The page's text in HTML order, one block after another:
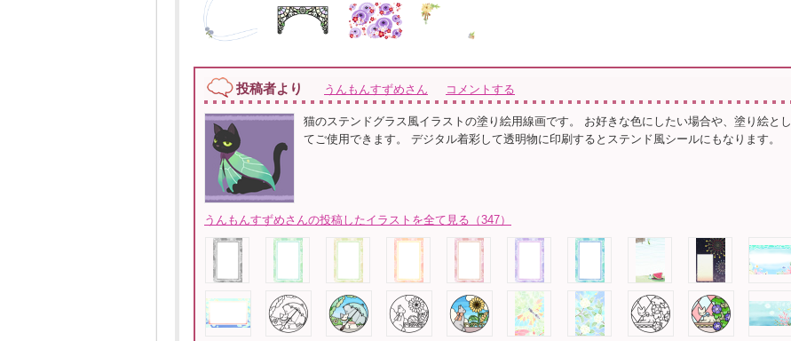
投稿者より うんもんすずめさん コメントする
猫のステンドグラス風イラストの塗り絵用線画です。 お好きな色にしたい場合や、塗り絵とし
てご使用できます。 デジタル着彩して透明物に印刷するとステンド風シールにもなります。
うんもんすずめさんの投稿したイラストを全て見る（347）